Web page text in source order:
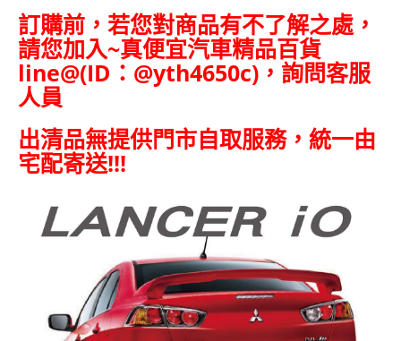
訂購前，若您對商品有不了解之處，
請您加入~真便宜汽車精品百貨
line@(ID：@yth4650c)，詢問客服
人員
出清品無提供門市自取服務，統一由
宅配寄送!!!